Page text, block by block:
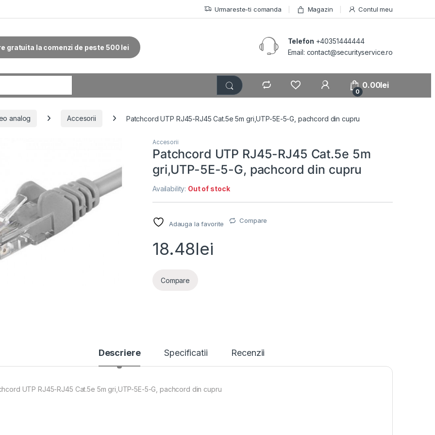
Urmareste-ti comanda Magazin Contul meu
gratuita la comenzi de peste 500 lei
Telefon +40351444444
Email: contact@securityservice.ro
0
0.00lei
analog Accesorii Patchcord UTP RJ45-RJ45 Cat.5e 5m gri,UTP-5E-5-G, pachcord din cupru
Accesorii
Patchcord UTP RJ45-RJ45 Cat.5e 5m
gri,UTP-5E-5-G, pachcord din cupru
Availability: Out of stock
Adauga la favorite Compare
18.48lei
Compare
Descriere Specificatii Recenzii
UTP RJ45-RJ45 Cat.5e 5m gri,UTP-5E-5-G, pachcord din cupru